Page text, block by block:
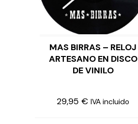
AÑADIR AL CARRITO
MAS BIRRAS – RELOJ
ARTESANO EN DISCO
DE VINILO
29,95 € IVA incluido